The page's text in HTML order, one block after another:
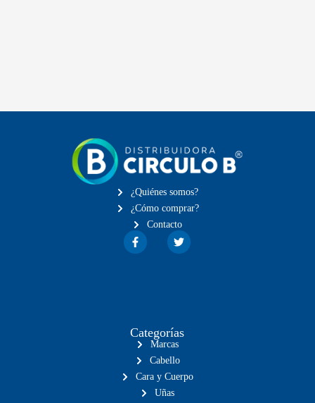
¿Quiénes somos?
¿Cómo comprar?
Contacto
Categorías
Marcas
Cabello
Cara y Cuerpo
Uñas